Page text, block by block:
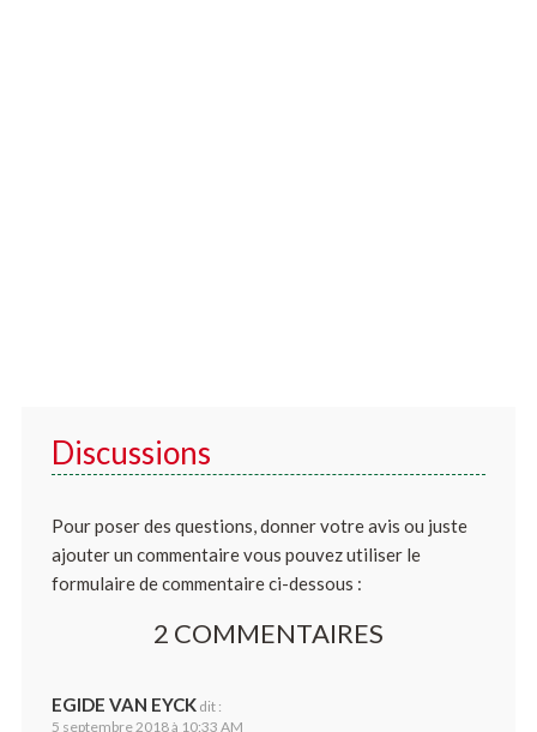
Discussions
Pour poser des questions, donner votre avis ou juste
ajouter un commentaire vous pouvez utiliser le
formulaire de commentaire ci-dessous :
2 COMMENTAIRES
EGIDE VAN EYCK dit :
5 septembre 2018 à 10:33 AM